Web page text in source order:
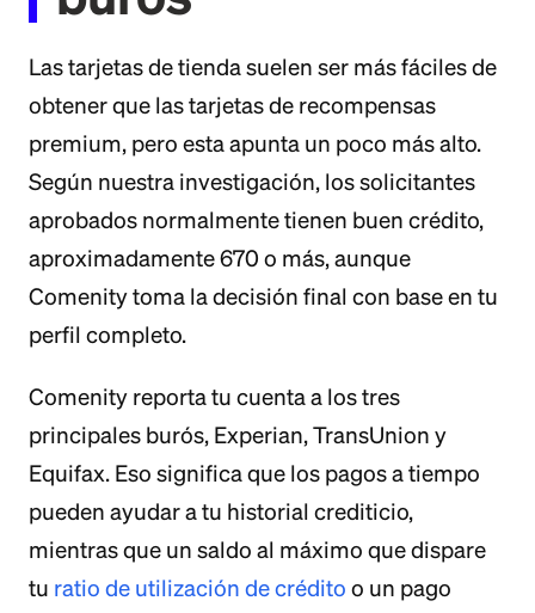
Las tarjetas de tienda suelen ser más fáciles de
obtener que las tarjetas de recompensas
premium, pero esta apunta un poco más alto.
Según nuestra investigación, los solicitantes
aprobados normalmente tienen buen crédito,
aproximadamente 670 o más, aunque
Comenity toma la decisión final con base en tu
perfil completo.
Comenity reporta tu cuenta a los tres
principales burós, Experian, TransUnion y
Equifax. Eso significa que los pagos a tiempo
pueden ayudar a tu historial crediticio,
mientras que un saldo al máximo que dispare
tu ratio de utilización de crédito o un pago